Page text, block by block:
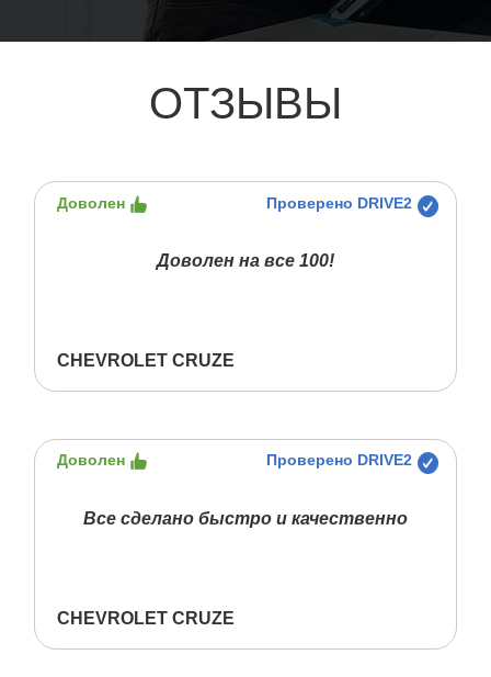
ОТЗЫВЫ
Доволен Проверено DRIVE2
Доволен на все 100!
CHEVROLET CRUZE
Доволен Проверено DRIVE2
Все сделано быстро и качественно
CHEVROLET CRUZE